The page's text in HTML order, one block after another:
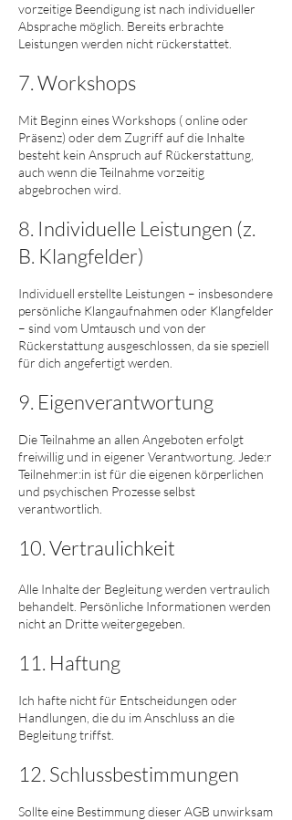
vorzeitige Beendigung ist nach individueller
Absprache möglich. Bereits erbrachte
Leistungen werden nicht rückerstattet.
7. Workshops
Mit Beginn eines Workshops ( online oder
Präsenz) oder dem Zugriff auf die Inhalte
besteht kein Anspruch auf Rückerstattung,
auch wenn die Teilnahme vorzeitig
abgebrochen wird.
8. Individuelle Leistungen (z.
B. Klangfelder)
Individuell erstellte Leistungen – insbesondere
persönliche Klangaufnahmen oder Klangfelder
– sind vom Umtausch und von der
Rückerstattung ausgeschlossen, da sie speziell
für dich angefertigt werden.
9. Eigenverantwortung
Die Teilnahme an allen Angeboten erfolgt
freiwillig und in eigener Verantwortung. Jede:r
Teilnehmer:in ist für die eigenen körperlichen
und psychischen Prozesse selbst
verantwortlich.
10. Vertraulichkeit
Alle Inhalte der Begleitung werden vertraulich
behandelt. Persönliche Informationen werden
nicht an Dritte weitergegeben.
11. Haftung
Ich hafte nicht für Entscheidungen oder
Handlungen, die du im Anschluss an die
Begleitung triffst.
12. Schlussbestimmungen
Sollte eine Bestimmung dieser AGB unwirksam